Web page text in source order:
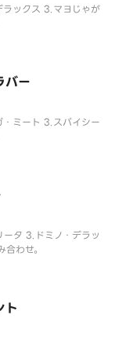
ックス 3.マヨじゃが
バー
ミート 3.スパイシー
タ 3.ドミノ・デラッ
わせ。
ト